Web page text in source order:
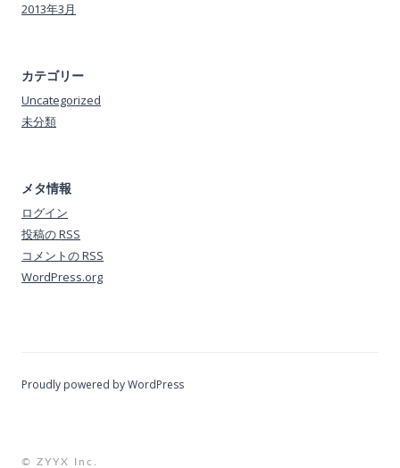
2013年3月
カテゴリー
Uncategorized
未分類
メタ情報
ログイン
投稿のRSS
コメントのRSS
WordPress.org
Proudly powered by WordPress
© ZYYX Inc.